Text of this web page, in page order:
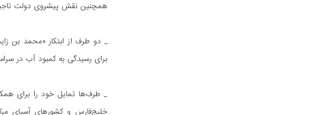
همچنین نقش پیشروی دولت
برای رسیدگی به کمبود آب در
_ طرف‌ها تمایل خود را برای
خلیج‌فارس و کشورهای آسیای